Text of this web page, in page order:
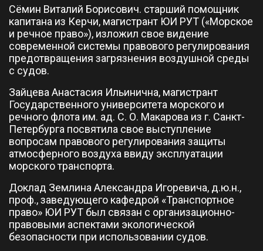
Сёмин Виталий Борисович. старший помощник
капитана из Керчи, магистрант ЮИ РУТ («Морское
и речное право»), изложил свое видение
современной системы правового регулирования
предотвращения загрязнения воздушной среды
с судов.
Зайцева Анастасия Ильинична, магистрант
Государственного университета морского и
речного флота им. ад. С. О. Макарова из г. Санкт-
Петербурга посвятила свое выступление
вопросам правового регулирования защиты
атмосферного воздуха ввиду эксплуатации
морского транспорта.
Доклад Землина Александра Игоревича, д.ю.н.,
проф., заведующего кафедрой «Транспортное
право» ЮИ РУТ был связан с организационно-
правовыми аспектами экологической
безопасности при использовании судов.